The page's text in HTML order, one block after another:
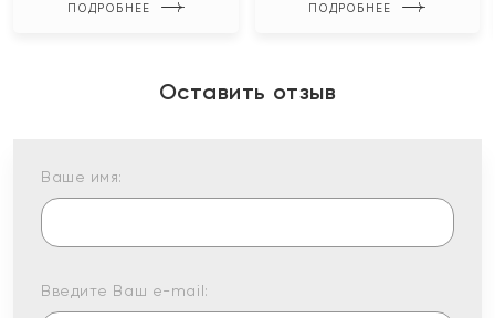
ПОДРОБНЕЕ ПОДРОБНЕЕ
Оставить отзыв
Ваше имя:
Введите Ваш e-mail: